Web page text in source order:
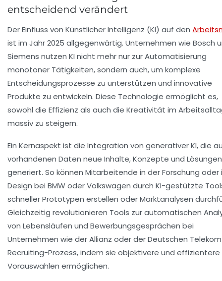
entscheidend verändert
Der Einfluss von Künstlicher Intelligenz (KI) auf den
ist im Jahr 2025 allgegenwärtig. Unternehmen wie Bosch
Siemens nutzen KI nicht mehr nur zur Automatisierung
monotoner Tätigkeiten, sondern auch, um komplexe
Entscheidungsprozesse zu unterstützen und innovative
Produkte zu entwickeln. Diese Technologie ermöglicht es,
sowohl die Effizienz als auch die Kreativität im
massiv zu steigern.
Ein Kernaspekt ist die Integration von generativer KI, die
vorhandenen Daten neue Inhalte, Konzepte und Lösungen
generiert. So können Mitarbeitende in der Forschung oder
Design bei BMW oder Volkswagen durch KI-gestützte
schneller Prototypen erstellen oder Marktanalysen
Gleichzeitig revolutionieren Tools zur automatischen
von Lebensläufen und Bewerbungsgesprächen bei
Unternehmen wie der Allianz oder der Deutschen
Recruiting-Prozess, indem sie objektivere und effizientere
Vorauswahlen ermöglichen.